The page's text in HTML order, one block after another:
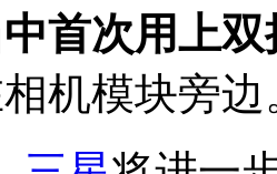
首次用上
机模块旁边